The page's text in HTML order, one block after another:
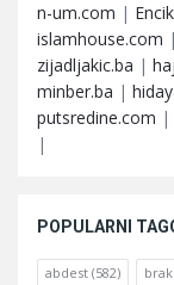
n-um.com |
islamhouse.com |
zijadljakic.ba |
minber.ba |
putsredine.com |
|
POPULARNI
abdest (582) brak